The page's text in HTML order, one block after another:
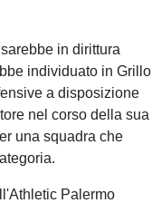
in dirittura
individuato in Grillo
a disposizione
nel corso della sua
una squadra che
Palermo